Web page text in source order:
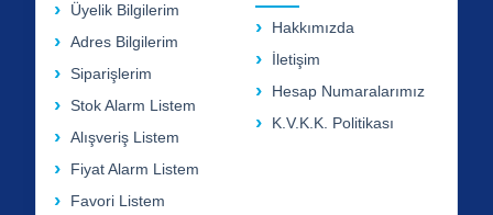
Üyelik Bilgilerim
Adres Bilgilerim
Siparişlerim
Stok Alarm Listem
Alışveriş Listem
Fiyat Alarm Listem
Favori Listem
Hakkımızda
İletişim
Hesap Numaralarımız
K.V.K.K. Politikası